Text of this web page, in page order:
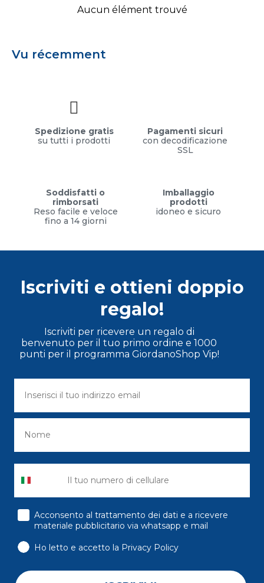
Aucun élément trouvé
Vu récemment
Spedizione gratis
su tutti i prodotti
Pagamenti sicuri
con decodificazione
SSL
Soddisfatti o
rimborsati
Reso facile e veloce
fino a 14 giorni
Imballaggio
prodotti
idoneo e sicuro
Iscriviti e ottieni doppio
regalo!
Iscriviti per ricevere un regalo di
benvenuto per il tuo primo ordine e 1000
punti per il programma GiordanoShop Vip!
consenso
Acconsento al trattamento dei dati e a ricevere
materiale pubblicitario via whatsapp e mail
Ho letto e accetto la Privacy Policy